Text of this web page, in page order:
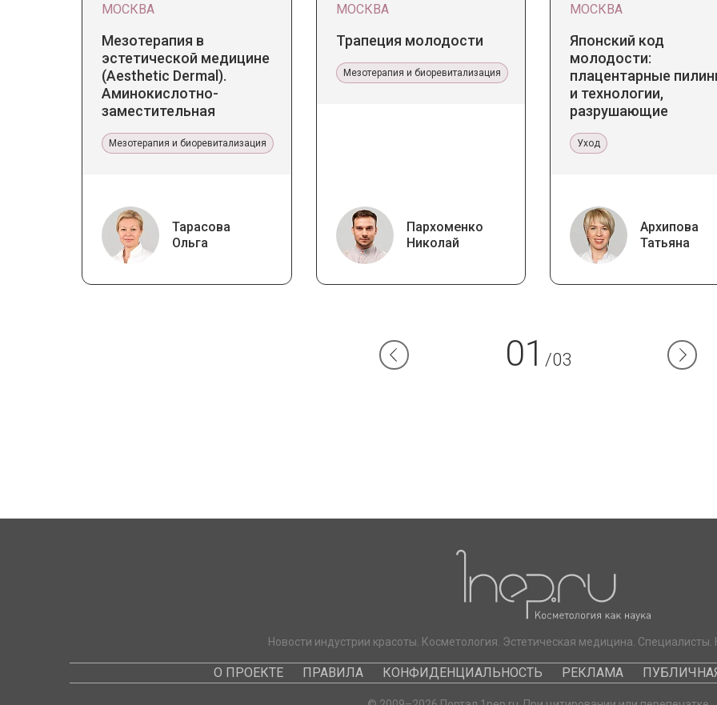
МОСКВА
Мезотерапия в
эстетической медицине
(Aesthetic Dermal).
Аминокислотно-
заместительная
Мезотерапия и биоревитализация
Тарасова
Ольга
МОСКВА
Трапеция молодости
Мезотерапия и биоревитализация
Пархоменко
Николай
МОСКВА
Японский код
молодости:
плацентарные
и технологии,
разрушающие
Уход
Архипова
Татьяна
01 /03
Новости индустрии красоты. Косметология. Эстетическая медицина. Специалисты.
О ПРОЕКТЕ ПРАВИЛА КОНФИДЕНЦИАЛЬНОСТЬ РЕКЛАМА